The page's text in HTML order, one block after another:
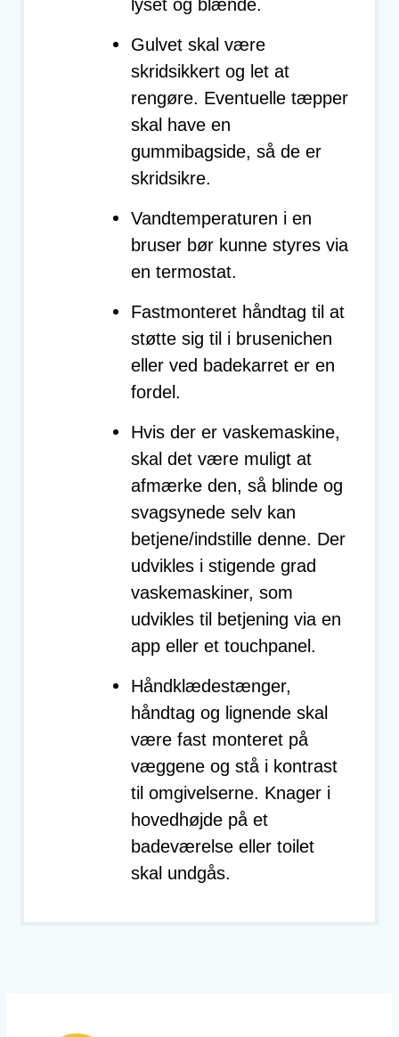
lyset og blænde.
Gulvet skal være
skridsikkert og let at
rengøre. Eventuelle tæpper
skal have en
gummibagside, så de er
skridsikre.
Vandtemperaturen i en
bruser bør kunne styres via
en termostat.
Fastmonteret håndtag til at
støtte sig til i brusenichen
eller ved badekarret er en
fordel.
Hvis der er vaskemaskine,
skal det være muligt at
afmærke den, så blinde og
svagsynede selv kan
betjene/indstille denne. Der
udvikles i stigende grad
vaskemaskiner, som
udvikles til betjening via en
app eller et touchpanel.
Håndklædestænger,
håndtag og lignende skal
være fast monteret på
væggene og stå i kontrast
til omgivelserne. Knager i
hovedhøjde på et
badeværelse eller toilet
skal undgås.